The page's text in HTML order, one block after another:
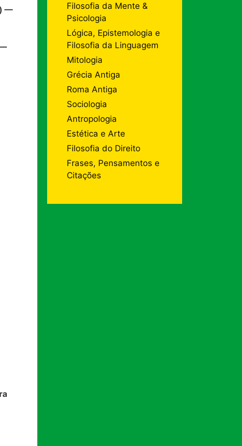
—
—
Filosofia da Mente &
Psicologia
Lógica, Epistemologia e
Filosofia da Linguagem
Mitologia
Grécia Antiga
Roma Antiga
Sociologia
Antropologia
Estética e Arte
Filosofia do Direito
Frases, Pensamentos e
Citações